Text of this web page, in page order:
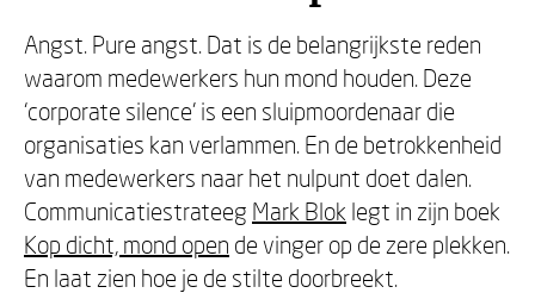
Angst. Pure angst. Dat is de belangrijkste reden
waarom medewerkers hun mond houden. Deze
‘corporate silence’ is een sluipmoordenaar die
organisaties kan verlammen. En de betrokkenheid
van medewerkers naar het nulpunt doet dalen.
Communicatiestrateeg Mark Blok legt in zijn boek
Kop dicht, mond open de vinger op de zere plekken.
En laat zien hoe je de stilte doorbreekt.